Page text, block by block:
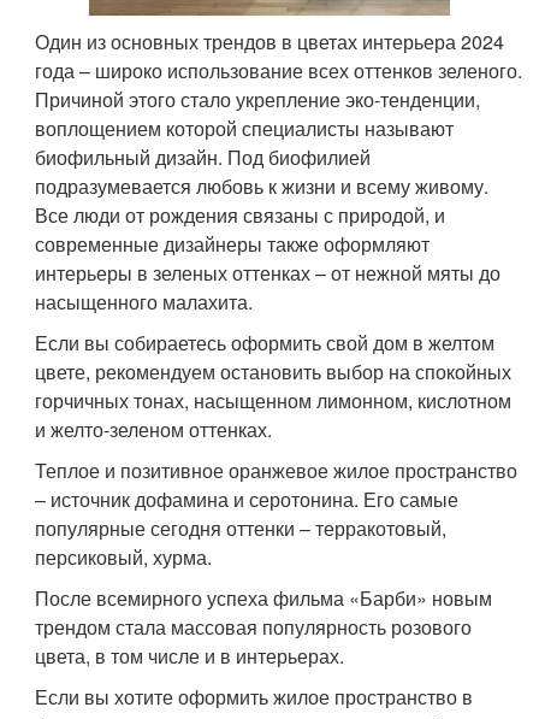
Один из основных трендов в цветах интерьера 2024
года – широко использование всех оттенков зеленого.
Причиной этого стало укрепление эко-тенденции,
воплощением которой специалисты называют
биофильный дизайн. Под биофилией
подразумевается любовь к жизни и всему живому.
Все люди от рождения связаны с природой, и
современные дизайнеры также оформляют
интерьеры в зеленых оттенках – от нежной мяты до
насыщенного малахита.
Если вы собираетесь оформить свой дом в желтом
цвете, рекомендуем остановить выбор на спокойных
горчичных тонах, насыщенном лимонном, кислотном
и желто-зеленом оттенках.
Теплое и позитивное оранжевое жилое пространство
– источник дофамина и серотонина. Его самые
популярные сегодня оттенки – терракотовый,
персиковый, хурма.
После всемирного успеха фильма «Барби» новым
трендом стала массовая популярность розового
цвета, в том числе и в интерьерах.
Если вы хотите оформить жилое пространство в